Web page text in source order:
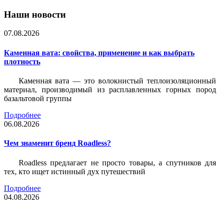
Наши новости
07.08.2026
Каменная вата: свойства, применение и как выбрать
плотность
Каменная вата — это волокнистый теплоизоляционный
материал, производимый из расплавленных горных пород
базальтовой группы
Подробнее
06.08.2026
Чем знаменит бренд Roadless?
Roadless предлагает не просто товары, а спутников для
тех, кто ищет истинный дух путешествий
Подробнее
04.08.2026